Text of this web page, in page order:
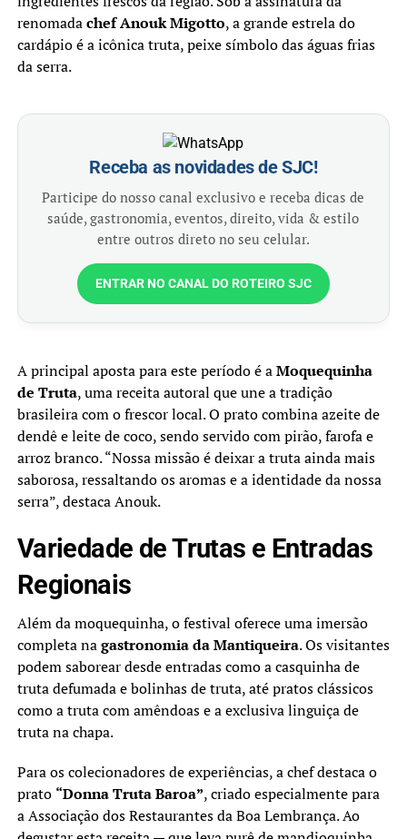
renomadachef Anouk Migotto, a grande estrela do
cardápio é a icônica truta, peixe símbolo das águas frias
da serra.
Receba as novidades de SJC!
Participe do nosso canal exclusivo e receba dicas de
saúde, gastronomia, eventos, direito, vida & estilo
entre outros direto no seu celular.
ENTRAR NO CANAL DO ROTEIRO SJC
A principal aposta para este período é aMoquequinha
de Truta, uma receita autoral que une a tradição
brasileira com o frescor local. O prato combina azeite de
dendê e leite de coco, sendo servido com pirão, farofa e
arroz branco. “Nossa missão é deixar a truta ainda mais
saborosa, ressaltando os aromas e a identidade da nossa
serra”, destaca Anouk.
Variedade de Trutas e Entradas
Regionais
Além da moquequinha, o festival oferece uma imersão
completa nagastronomia da Mantiqueira. Os visitantes
podem saborear desde entradas como a casquinha de
truta defumada e bolinhas de truta, até pratos clássicos
como a truta com amêndoas e a exclusiva linguiça de
truta na chapa.
Para os colecionadores de experiências, a chef destaca o
prato “Donna Truta Baroa”, criado especialmente para
a Associação dos Restaurantes da Boa Lembrança. Ao